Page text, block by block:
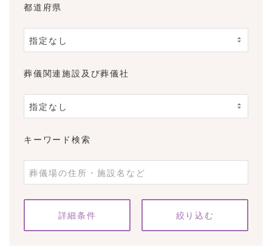
都道府県
葬儀関連施設及び葬儀社
キーワード検索
詳細条件